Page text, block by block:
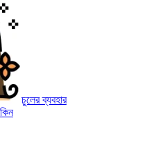
চুলের ব্যবহার